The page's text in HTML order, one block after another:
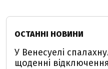
ОСТАННІ НОВИНИ
У Венесуелі
щоденні